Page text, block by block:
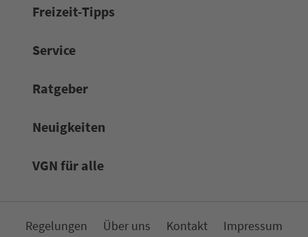
Frei­zeit-Tipps
Service
Rat­ge­ber
Neuigkeiten
VGN für alle
Re­ge­lungen Über uns Kon­takt Impressum